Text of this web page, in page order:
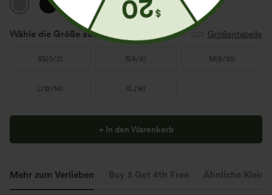
Wähle die Größe aus(US) Größentabelle
XS(0/2) S(4/6) M (8/10)
L(12/14) XL(16)
+ In den Warenkorb
Mehr zum Verlieben Buy 3 Get 4th Free Ähnliche